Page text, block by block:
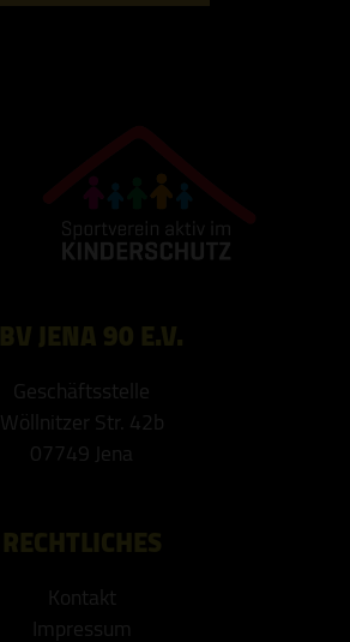
Geschäftsstelle
Wöllnitzer Str. 42b
07749 Jena
Kontakt
Impressum